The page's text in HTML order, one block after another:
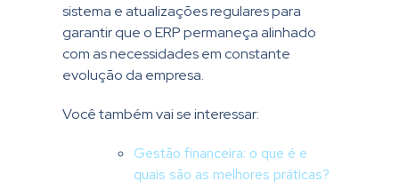
sistema e atualizações regulares para
garantir que o ERP permaneça alinhado
com as necessidades em constante
evolução da empresa.
Você também vai se interessar:
Gestão financeira: o que é e
quais são as melhores práticas?